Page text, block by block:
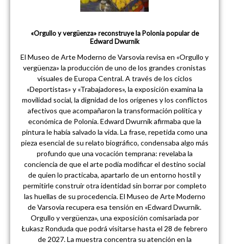
«Orgullo y vergüenza» reconstruye la Polonia popular de
Edward Dwurnik
El Museo de Arte Moderno de Varsovia revisa en «Orgullo y
vergüenza» la producción de uno de los grandes cronistas
visuales de Europa Central. A través de los ciclos
«Deportistas» y «Trabajadores», la exposición examina la
movilidad social, la dignidad de los orígenes y los conflictos
afectivos que acompañaron la transformación política y
económica de Polonia. Edward Dwurnik afirmaba que la
pintura le había salvado la vida. La frase, repetida como una
pieza esencial de su relato biográfico, condensaba algo más
profundo que una vocación temprana: revelaba la
conciencia de que el arte podía modificar el destino social
de quien lo practicaba, apartarlo de un entorno hostil y
permitirle construir otra identidad sin borrar por completo
las huellas de su procedencia. El Museo de Arte Moderno
de Varsovia recupera esa tensión en «Edward Dwurnik.
Orgullo y vergüenza», una exposición comisariada por
Łukasz Ronduda que podrá visitarse hasta el 28 de febrero
de 2027. La muestra concentra su atención en la